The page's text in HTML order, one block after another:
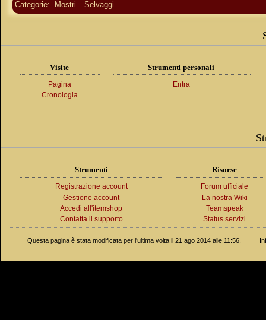
Categorie: Mostri Selvaggi
Visite
Pagina
Cronologia
Strumenti personali
Entra
Strumenti
Registrazione account
Gestione account
Accedi all'itemshop
Contatta il supporto
Risorse
Forum ufficiale
La nostra Wiki
Teamspeak
Status servizi
Questa pagina è stata modificata per l'ultima volta il 21 ago 2014 alle 11:56.